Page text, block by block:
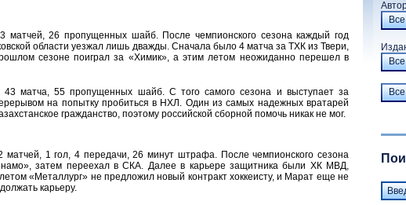
матчей, 26 пропущенных шайб. После чемпионского сезона каждый год
области уезжал лишь дважды. Сначала было 4 матча за ТХК из Твери,
сезоне поиграл за «Химик», а этим летом неожиданно перешел в
43 матча, 55 пропущенных шайб. С того самого сезона и выступает за
на попытку пробиться в НХЛ. Один из самых надежных вратарей
гражданство, поэтому российской сборной помочь никак не мог.
матчей, 1 гол, 4 передачи, 26 минут штрафа. После чемпионского сезона
затем переехал в СКА. Далее в карьере защитника были ХК МВД,
«Металлург» не предложил новый контракт хоккеисту, и Марат еще не
карьеру.
Все
Все
Все